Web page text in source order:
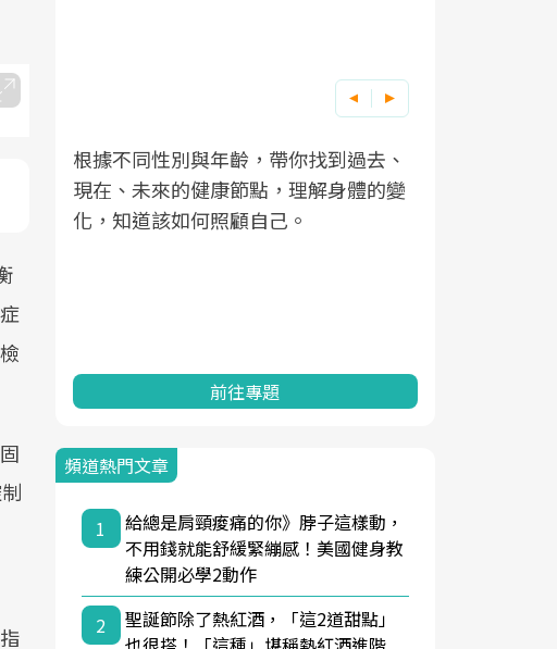
根據不同性別與年齡，帶你找到過去、
現在、未來的健康節點，理解身體的變
化，知道該如何照顧自己。
前往專題
頻道熱門文章
1
給總是肩頸痠痛的你》脖子這樣動，
不用錢就能舒緩緊繃感！美國健身教
練公開必學2動作
2
聖誕節除了熱紅酒，「這2道甜點」